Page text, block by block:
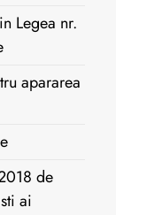
Legea nr.
apararea
de
ai